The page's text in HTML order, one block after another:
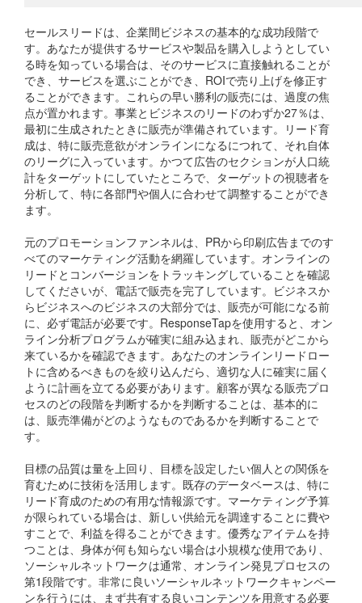
セールスリードは、企業間ビジネスの基本的な成功段階で
す。あなたが提供するサービスや製品を購入しようとしてい
る時を知っている場合は、そのサービスに直接触れることが
でき、サービスを選ぶことができ、ROIで売り上げを修正す
ることができます。これらの早い勝利の販売には、過度の焦
点が置かれます。事業とビジネスのリードのわずか27％は、
最初に生成されたときに販売が準備されています。リード育
成は、特に販売意欲がオンラインになるにつれて、それ自体
のリーグに入っています。かつて広告のセクションが人口統
計をターゲットにしていたところで、ターゲットの視聴者を
分析して、特に各部門や個人に合わせて調整することができ
ます。
元のプロモーションファンネルは、PRから印刷広告までのす
べてのマーケティング活動を網羅しています。オンラインの
リードとコンバージョンをトラッキングしていることを確認
してくださいが、電話で販売を完了しています。ビジネスか
らビジネスへのビジネスの大部分では、販売が可能になる前
に、必ず電話が必要です。ResponseTapを使用すると、オン
ライン分析プログラムが確実に組み込まれ、販売がどこから
来ているかを確認できます。あなたのオンラインリードロー
トに含めるべきものを絞り込んだら、適切な人に確実に届く
ように計画を立てる必要があります。顧客が異なる販売プロ
セスのどの段階を判断するかを判断することは、基本的に
は、販売準備がどのようなものであるかを判断することで
す。
目標の品質は量を上回り、目標を設定したい個人との関係を
育むために技術を活用します。既存のデータベースは、特に
リード育成のための有用な情報源です。マーケティング予算
が限られている場合は、新しい供給元を調達することに費や
すことで、利益を得ることができます。優秀なアイテムを持
つことは、身体が何も知らない場合は小規模な使用であり、
ソーシャルネットワークは通常、オンライン発見プロセスの
第1段階です。非常に良いソーシャルネットワークキャンペー
ンを行うには、まず共有する良いコンテンツを用意する必要